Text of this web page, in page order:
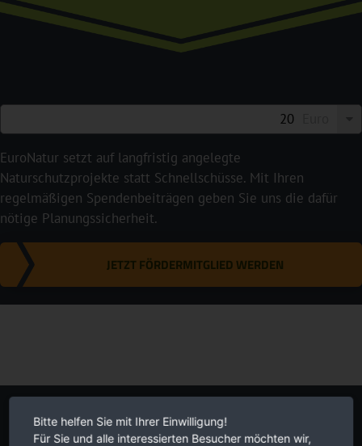
EuroNatur setzt auf langfristig angelegte
Naturschutzprojekte statt Schnellschüsse. Mit Ihren
regelmäßigen Spendenbeiträgen geben Sie uns die dafür
nötige Planungssicherheit.
JETZT FÖRDERMITGLIED WERDEN
Newsletter
Bitte helfen Sie mit Ihrer Einwilligung!
Für Sie und alle interessierten Besucher möchten wir,